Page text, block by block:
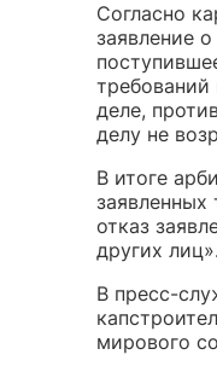
Согласно
заявление
деле,
делу не
В итоге
заявленных
отказ
других лиц».
В пресс-
мирового